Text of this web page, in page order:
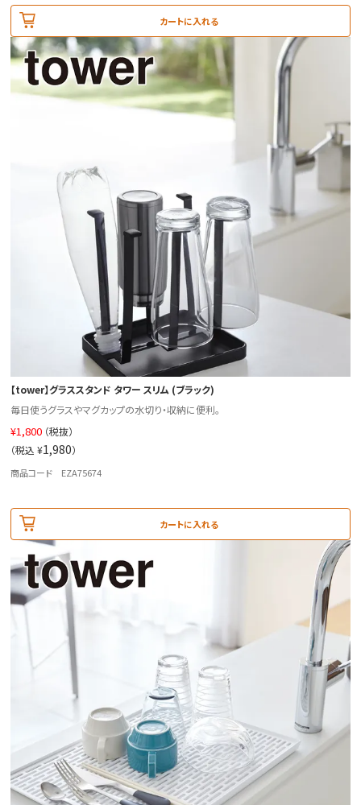
カートに入れる
【tower】グラススタンド タワー スリム (ブラック)
毎日使うグラスやマグカップの水切り・収納に便利。
¥1,800 （税抜）
（税込 ¥1,980）
商品コード EZA75674
カートに入れる